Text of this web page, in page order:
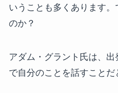
いうことも多くあります
のか？
アダム・グラント氏は、
で自分のことを話すことだ